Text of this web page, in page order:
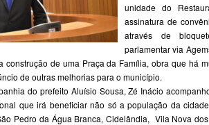
unidade do
assinatura de
através de
parlamentar via
construção de uma Praça da Família, obra que há
de outras melhorias para o município.
do prefeito Aluísio Sousa, Zé Inácio
que irá beneficiar não só a população da
Pedro da Água Branca, Cidelândia, Vila Nova